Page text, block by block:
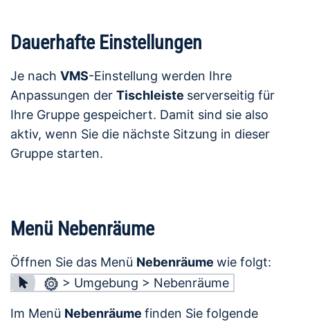
Dauerhafte Einstellungen
Je nach VMS-Einstellung werden Ihre
Anpassungen der Tischleiste serverseitig für
Ihre Gruppe gespeichert. Damit sind sie also
aktiv, wenn Sie die nächste Sitzung in dieser
Gruppe starten.
Menü Nebenräume
Öffnen Sie das Menü Nebenräume wie folgt:
> Umgebung > Nebenräume
Im Menü Nebenräume finden Sie folgende